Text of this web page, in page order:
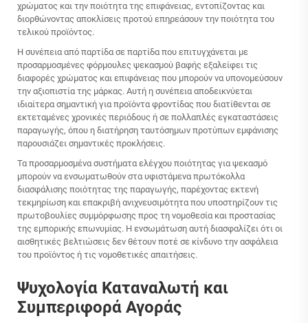
χρώματος και την ποιότητα της επιφάνειας, εντοπίζοντας και
διορθώνοντας αποκλίσεις προτού επηρεάσουν την ποιότητα του
τελικού προϊόντος.
Η συνέπεια από παρτίδα σε παρτίδα που επιτυγχάνεται με
προσαρμοσμένες φόρμουλες ψεκασμού βαφής εξαλείφει τις
διαφορές χρώματος και επιφάνειας που μπορούν να υπονομεύσουν
την αξιοπιστία της μάρκας. Αυτή η συνέπεια αποδεικνύεται
ιδιαίτερα σημαντική για προϊόντα φροντίδας που διατίθενται σε
εκτεταμένες χρονικές περιόδους ή σε πολλαπλές εγκαταστάσεις
παραγωγής, όπου η διατήρηση ταυτόσημων προτύπων εμφάνισης
παρουσιάζει σημαντικές προκλήσεις.
Τα προσαρμοσμένα συστήματα ελέγχου ποιότητας για ψεκασμό
μπορούν να ενσωματωθούν στα υφιστάμενα πρωτόκολλα
διασφάλισης ποιότητας της παραγωγής, παρέχοντας εκτενή
τεκμηρίωση και επακριβή ανιχνευσιμότητα που υποστηρίζουν τις
πρωτοβουλίες συμμόρφωσης προς τη νομοθεσία και προστασίας
της εμπορικής επωνυμίας. Η ενσωμάτωση αυτή διασφαλίζει ότι οι
αισθητικές βελτιώσεις δεν θέτουν ποτέ σε κίνδυνο την ασφάλεια
του προϊόντος ή τις νομοθετικές απαιτήσεις.
Ψυχολογία Καταναλωτή και
Συμπεριφορά Αγοράς